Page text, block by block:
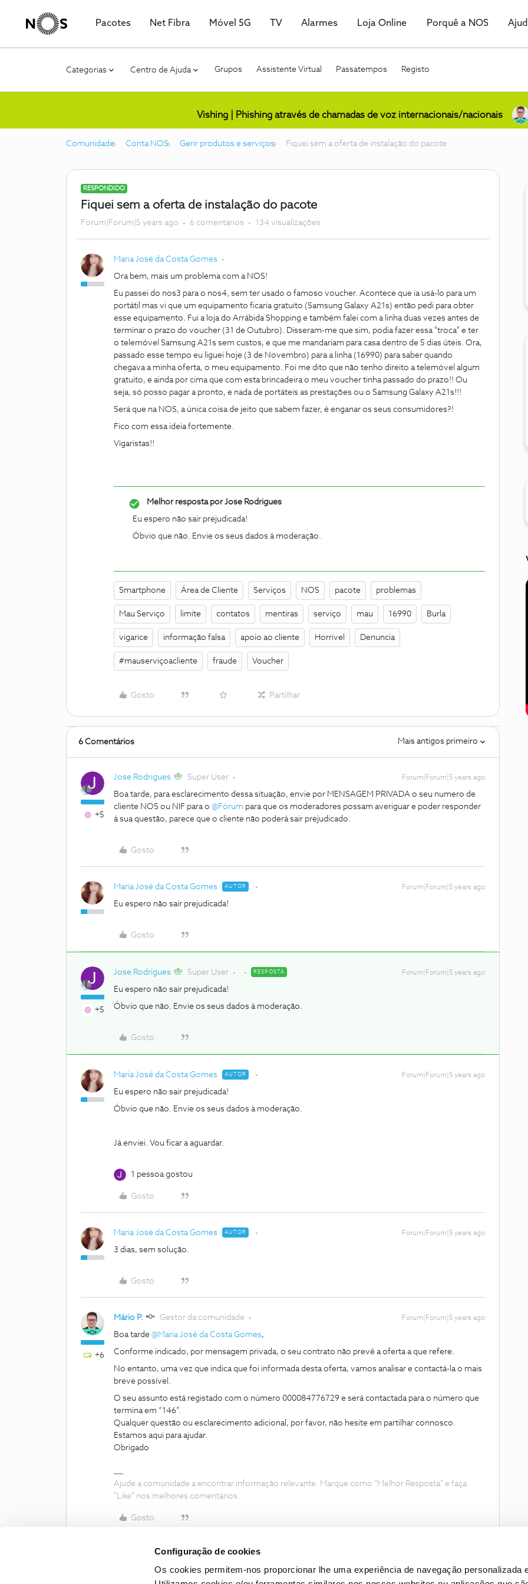
Configuração de cookies
Os cookies permitem-nos proporcionar lhe uma experiência de navegação personalizada
Pacotes Net Fibra Móvel 5G TV Alarmes Loja Online Porquê a NOS
Categorias Centro de Ajuda Grupos Assistente Virtual Passatempos Registo
Vishing | Phishing através de chamadas de voz internacionais/nacionais
Comunidade Conta NOS Gerir produtos e serviços Fiquei sem a oferta de instalação do pacote
RESPONDIDO
Fiquei sem a oferta de instalação do pacote
Forum|Forum|5 years ago 6 comentários 134 visualizações
Maria José da Costa Gomes
Ora bem, mais um problema com a NOS!
Eu passei do nos3 para o nos4, sem ter usado o famoso voucher. Acontece que ia usá-lo para um
portátil mas vi que um equipamento ficaria gratuito (Samsung Galaxy A21s) então pedi para obter
esse equipamento. Fui a loja do Arrábida Shopping e também falei com a linha duas vezes antes de
terminar o prazo do voucher (31 de Outubro). Disseram-me que sim, podia fazer essa "troca" e ter
o telemóvel Samsung A21s sem custos, e que me mandariam para casa dentro de 5 dias úteis. Ora,
passado esse tempo eu liguei hoje (3 de Novembro) para a linha (16990) para saber quando
chegava a minha oferta, o meu equipamento. Foi me dito que não tenho direito a telemóvel algum
gratuito, e ainda por cima que com esta brincadeira o meu voucher tinha passado do prazo!! Ou
seja, só posso pagar a pronto, e nada de portáteis as prestações ou o Samsung Galaxy A21s!!!
Será que na NOS, a única coisa de jeito que sabem fazer, é enganar os seus consumidores?!
Fico com essa ideia fortemente.
Vigaristas!!
Melhor resposta porJose Rodrigues
Eu espero não sair prejudicada!
Óbvio que não. Envie os seus dados à moderação.
Smartphone Área de Cliente Serviços NOS pacote problemas
Mau Serviço limite contatos mentiras serviço mau 16990 Burla
vigarice informação falsa apoio ao cliente Horrivel Denuncia
#mauserviçoacliente fraude Voucher
Gosto Partilhar
6 Comentários Mais antigos primeiro
+5
Jose Rodrigues Super User Forum|Forum|5 years ago
Boa tarde, para esclarecimento dessa situação, envie por MENSAGEM PRIVADA o seu numero de
cliente NOS ou NIF para o @Fórum para que os moderadores possam averiguar e poder responder
à sua questão, parece que o cliente não poderá sair prejudicado.
Gosto
Maria José da Costa Gomes AUTOR Forum|Forum|5 years ago
Eu espero não sair prejudicada!
Gosto
+5
Jose Rodrigues Super User RESPOSTA Forum|Forum|5 years ago
Eu espero não sair prejudicada!
Óbvio que não. Envie os seus dados à moderação.
Gosto
Maria José da Costa Gomes AUTOR Forum|Forum|5 years ago
Eu espero não sair prejudicada!
Óbvio que não. Envie os seus dados à moderação.
Já enviei. Vou ficar a aguardar.
1 pessoa gostou
Gosto
Maria José da Costa Gomes AUTOR Forum|Forum|5 years ago
3 dias, sem solução.
Gosto
+6
Mário P. Gestor da comunidade Forum|Forum|5 years ago
Boa tarde @Maria José da Costa Gomes,
Conforme indicado, por mensagem privada, o seu contrato não prevê a oferta a que refere.
No entanto, uma vez que indica que foi informada desta oferta, vamos analisar e contactá-la o mais
breve possível.
O seu assunto está registado com o número 000084776729 e será contactada para o número que
termina em “146”.
Qualquer questão ou esclarecimento adicional, por favor, não hesite em partilhar connosco.
Estamos aqui para ajudar.
Obrigado
Ajude a comunidade a encontrar informação relevante. Marque como "Melhor Resposta" e faça
"Like" nos melhores comentários.
Gosto